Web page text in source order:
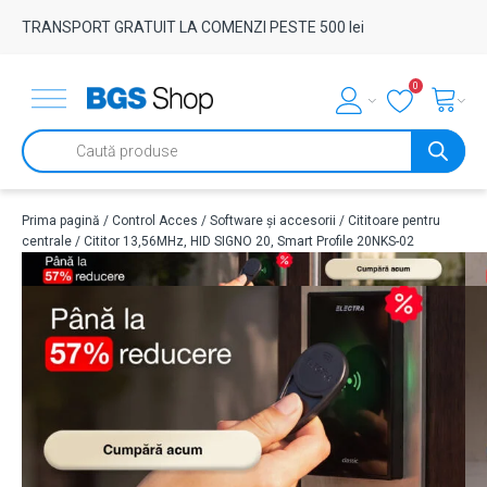
TRANSPORT GRATUIT LA COMENZI PESTE 500 lei
0
Products
search
Prima pagină / Control Acces / Software și accesorii / Cititoare pentru
centrale / Cititor 13,56MHz, HID SIGNO 20, Smart Profile 20NKS-02